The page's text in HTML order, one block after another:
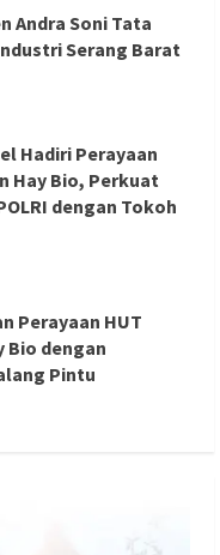
HUT Vihara
Andra Soni Tata
Serang Barat
Hadiri Perayaan
Hay Bio, Perkuat
dengan Tokoh
Perayaan HUT
Bio dengan
Pintu